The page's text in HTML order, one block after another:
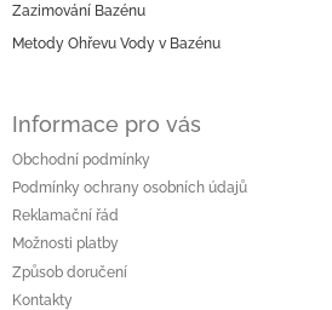
Zazimování Bazénu
Metody Ohřevu Vody v Bazénu
Informace pro vás
Obchodní podmínky
Podmínky ochrany osobních údajů
Reklamační řád
Možnosti platby
Způsob doručení
Kontakty